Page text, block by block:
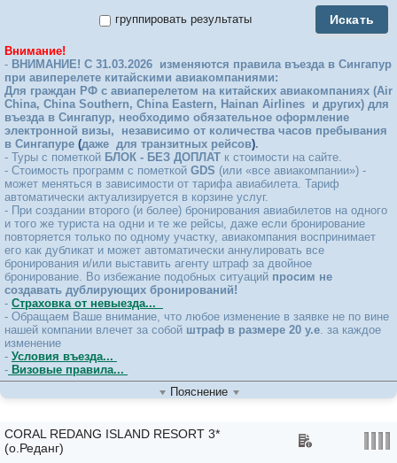
ASCOTT STAR KLCC 5*
BELLA VISTA WATERFRONT LANGKAWI 3*
BERJAYA LANGKAWI RESORT 5*
BERJAYA TIMES SQUARE 5*
BRISDALE INTERNATIONAL 4*
BUNGA RAYA ISLAND RESORT 5*
CAMAR RESORT LANGKAWI 4*
CAPRI BY FRASER BUKIT BINTANG 4*
CASA DEL MAR ( Boutique Hotel) 4*
CITIZENM HOTEL 4*
CONCORDE HOTEL KL 4*
CORAL REDANG ISLAND RESORT 3*
CORMAR SUITES 5*
COSMO HOTEL 4*
CROWN PLAZA 5*
DASH RESORT LANGKAWI 4*
DAYANG BAY RESORT 4*
Delete_ ADYA HOTEL LANGKAWI 4*
Delete_ HOTEL ROYAL SIGNATURE 5*
DORSETT KL 5*
ELEMENT BY WESTIN 4*
ELEMENT BY WESTIN Stopover 4*+
EQ HOTEL KUALA LUMPUR 5*
FACE STYLE 5*
FOUR POINTS BY SHERATON CHINATOWN 4*
FOUR SEASONS 5*
FOUR SEASONS RESORT LANGKAWI 5*
GAYA ISLAND RESORT 5*
Искать
группировать результаты
Внимание!
- ВНИМАНИЕ! С 31.03.2026 изменяются правила въезда в Сингапур
при авиперелете китайскими авиакомпаниями:
Для граждан РФ с авиаперелетом на китайских авиакомпаниях (Air
China, China Southern, China Eastern, Hainan Airlines и других) для
въезда в Сингапур, необходимо обязательное оформление
электронной визы, независимо от количества часов пребывания
в Сингапуре (даже для транзитных рейсов).
- Туры с пометкой БЛОК - БЕЗ ДОПЛАТ к стоимости на сайте.
- Стоимость программ с пометкой GDS (или «все авиакомпании») -
может меняться в зависимости от тарифа авиабилета. Тариф
автоматически актуализируется в корзине услуг.
- При создании второго (и более) бронирования авиабилетов на одного
и того же туриста на одни и те же рейсы, даже если бронирование
повторяется только по одному участку, авиакомпания воспринимает
его как дубликат и может автоматически аннулировать все
бронирования и/или выставить агенту штраф за двойное
бронирование. Во избежание подобных ситуаций просим не
создавать дублирующих бронирований!
- Страховка от невыезда...
- Обращаем Ваше внимание, что любое изменение в заявке не по вине
нашей компании влечет за собой штраф в размере 20 у.е. за каждое
изменение
- Условия въезда...
- Визовые правила...
Пояснение
CORAL REDANG ISLAND RESORT 3*
(о.Реданг)